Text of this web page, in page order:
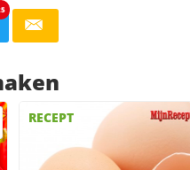
RECEPT